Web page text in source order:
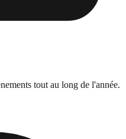
tout au long de l'année.